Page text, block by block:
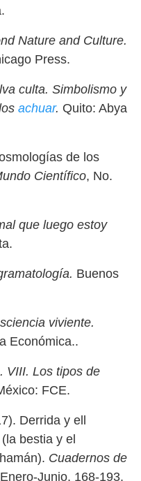
Nature and Culture.
Press.
culta. Simbolismo y
achuar. Quito: Abya
de los
Científico, No.
que luego estoy
Buenos
viviente.
Económica..
VIII. Los tipos de
FCE.
Derrida y ell
bestia y el
Cuadernos de
Junio, 168-193.